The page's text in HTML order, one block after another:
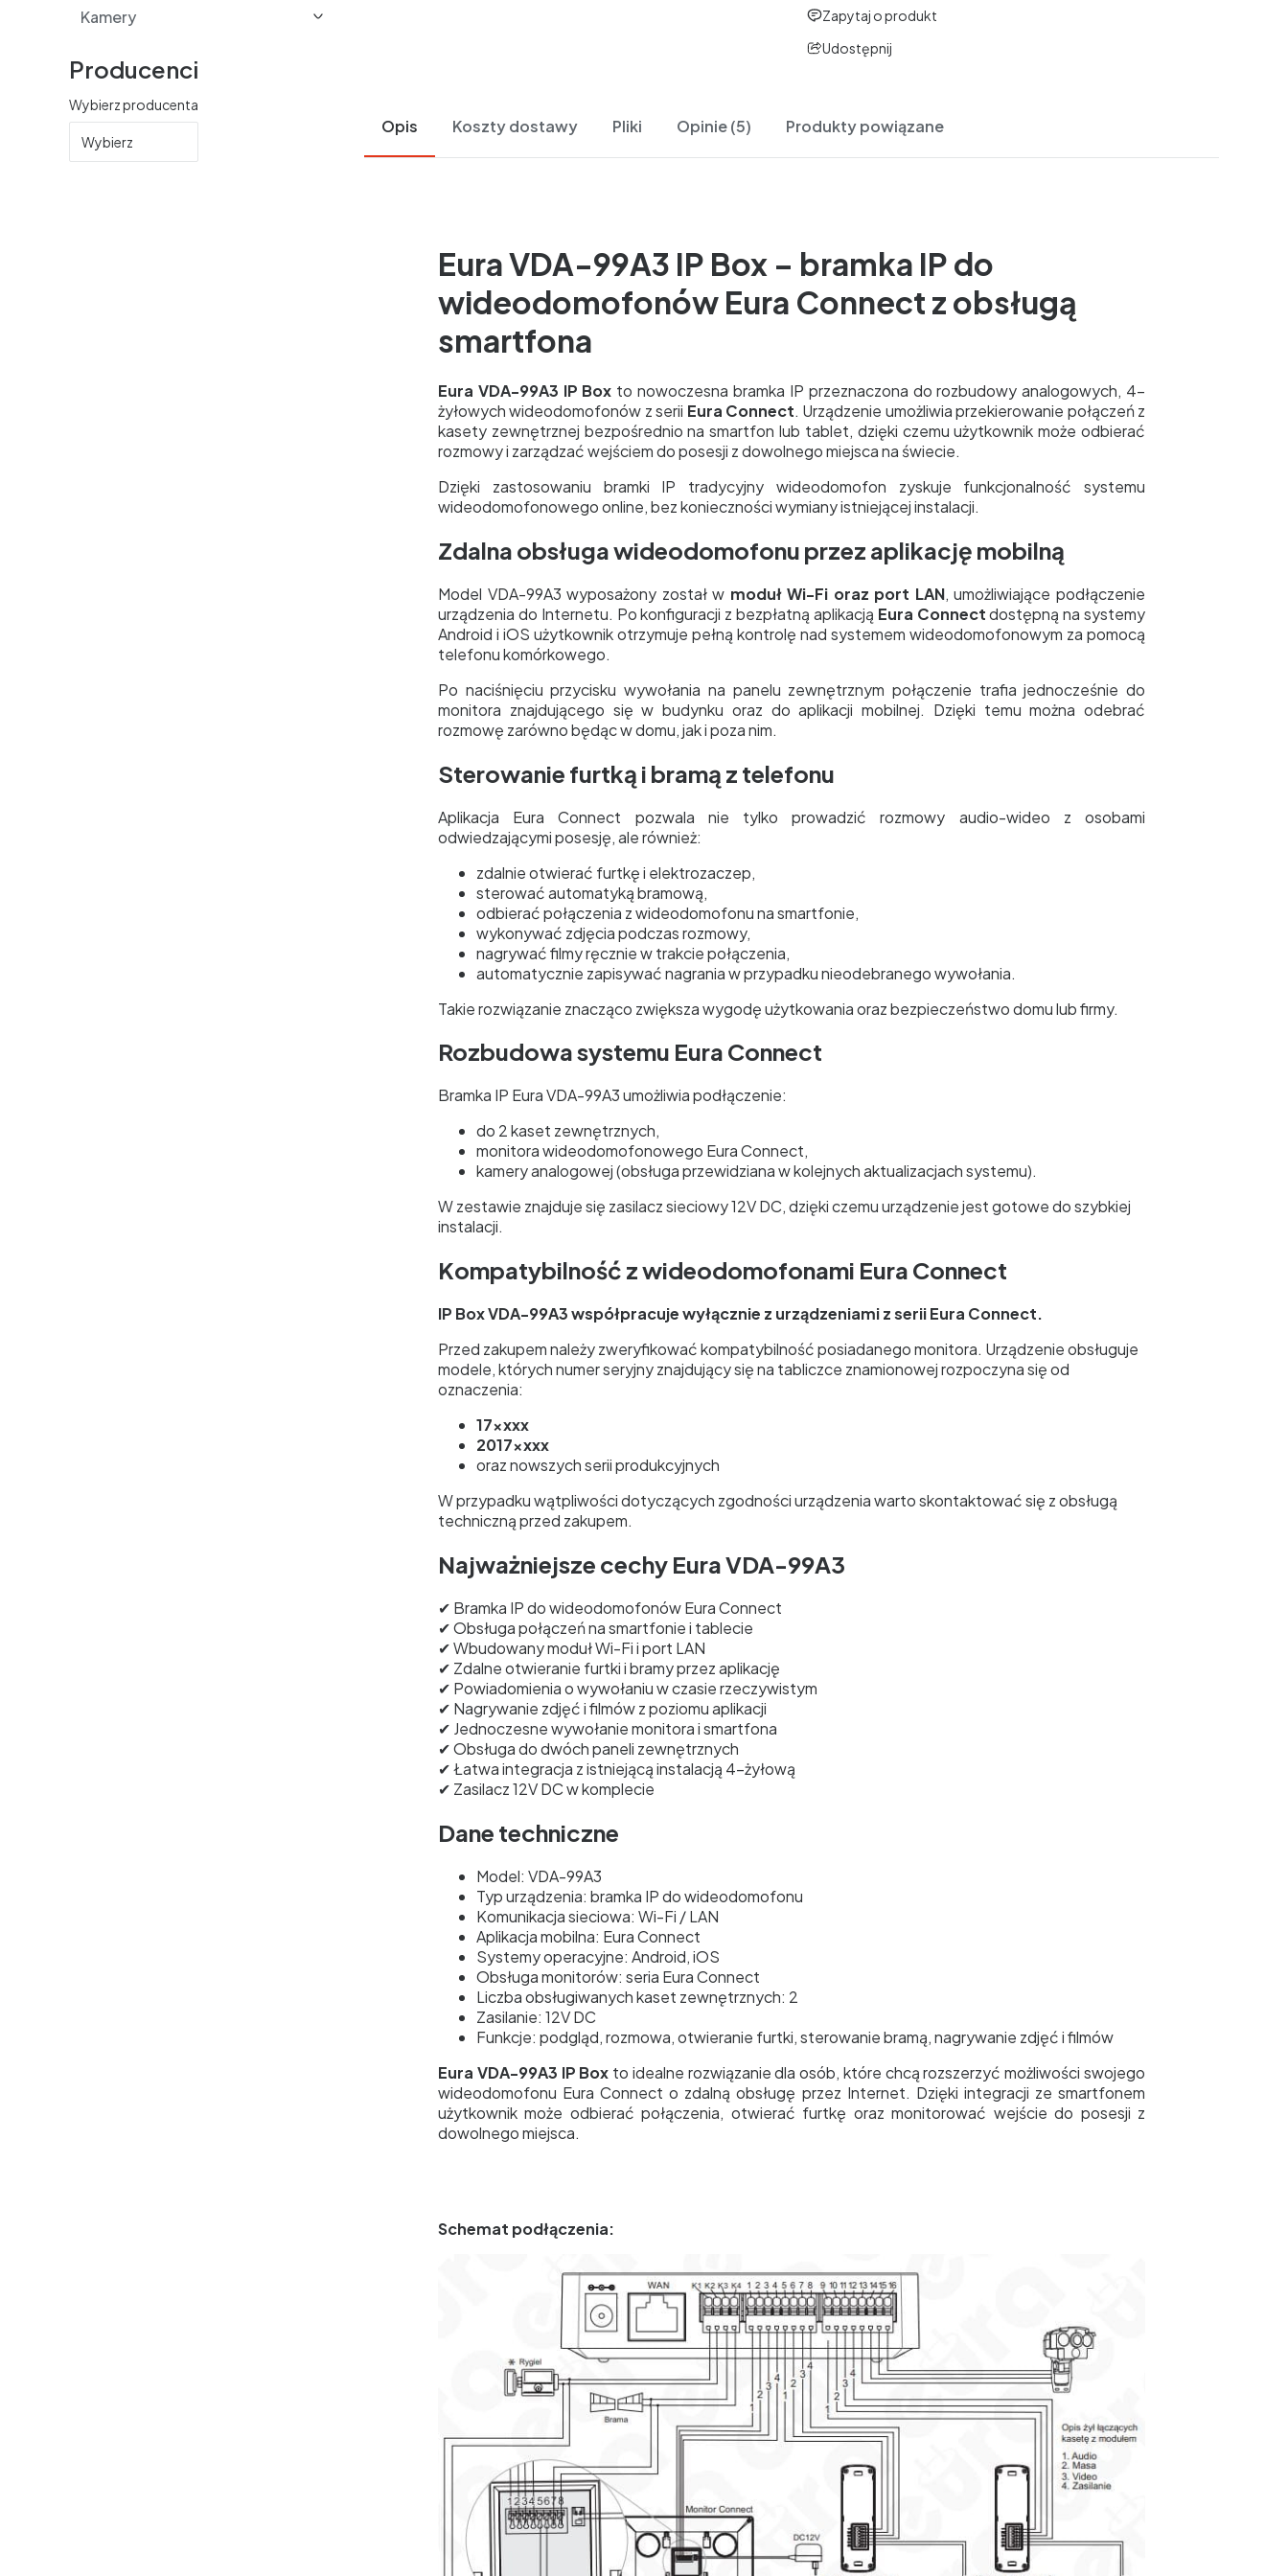
Kamery
Producenci
Wybierz producenta
Wybierz
Zapytaj o produkt
Udostępnij
Opis Koszty dostawy Pliki Opinie (5) Produkty powiązane
Eura VDA-99A3 IP Box – bramka IP do
wideodomofonów Eura Connect z obsługą
smartfona
Eura VDA-99A3 IP Box to nowoczesna bramka IP przeznaczona do rozbudowy analogowych, 4-
żyłowych wideodomofonów z serii Eura Connect. Urządzenie umożliwia przekierowanie połączeń z
kasety zewnętrznej bezpośrednio na smartfon lub tablet, dzięki czemu użytkownik może odbierać
rozmowy i zarządzać wejściem do posesji z dowolnego miejsca na świecie.
Dzięki zastosowaniu bramki IP tradycyjny wideodomofon zyskuje funkcjonalność systemu
wideodomofonowego online, bez konieczności wymiany istniejącej instalacji.
Zdalna obsługa wideodomofonu przez aplikację mobilną
Model VDA-99A3 wyposażony został w moduł Wi-Fi oraz port LAN, umożliwiające podłączenie
urządzenia do Internetu. Po konfiguracji z bezpłatną aplikacją Eura Connectdostępną na systemy
Android i iOS użytkownik otrzymuje pełną kontrolę nad systemem wideodomofonowym za pomocą
telefonu komórkowego.
Po naciśnięciu przycisku wywołania na panelu zewnętrznym połączenie trafia jednocześnie do
monitora znajdującego się w budynku oraz do aplikacji mobilnej. Dzięki temu można odebrać
rozmowę zarówno będąc w domu, jak i poza nim.
Sterowanie furtką i bramą z telefonu
Aplikacja Eura Connect pozwala nie tylko prowadzić rozmowy audio-wideo z osobami
odwiedzającymi posesję, ale również:
zdalnie otwierać furtkę i elektrozaczep,
sterować automatyką bramową,
odbierać połączenia z wideodomofonu na smartfonie,
wykonywać zdjęcia podczas rozmowy,
nagrywać filmy ręcznie w trakcie połączenia,
automatycznie zapisywać nagrania w przypadku nieodebranego wywołania.
Takie rozwiązanie znacząco zwiększa wygodę użytkowania oraz bezpieczeństwo domu lub firmy.
Rozbudowa systemu Eura Connect
Bramka IP Eura VDA-99A3 umożliwia podłączenie:
do 2 kaset zewnętrznych,
monitora wideodomofonowego Eura Connect,
kamery analogowej (obsługa przewidziana w kolejnych aktualizacjach systemu).
W zestawie znajduje się zasilacz sieciowy 12V DC, dzięki czemu urządzenie jest gotowe do szybkiej
instalacji.
Kompatybilność z wideodomofonami Eura Connect
IP Box VDA-99A3 współpracuje wyłącznie z urządzeniami z serii Eura Connect.
Przed zakupem należy zweryfikować kompatybilność posiadanego monitora. Urządzenie obsługuje
modele, których numer seryjny znajdujący się na tabliczce znamionowej rozpoczyna się od
oznaczenia:
17xxxx
2017xxxx
oraz nowszych serii produkcyjnych
W przypadku wątpliwości dotyczących zgodności urządzenia warto skontaktować się z obsługą
techniczną przed zakupem.
Najważniejsze cechy Eura VDA-99A3
✔ Bramka IP do wideodomofonów Eura Connect
✔ Obsługa połączeń na smartfonie i tablecie
✔ Wbudowany moduł Wi-Fi i port LAN
✔ Zdalne otwieranie furtki i bramy przez aplikację
✔ Powiadomienia o wywołaniu w czasie rzeczywistym
✔ Nagrywanie zdjęć i filmów z poziomu aplikacji
✔ Jednoczesne wywołanie monitora i smartfona
✔ Obsługa do dwóch paneli zewnętrznych
✔ Łatwa integracja z istniejącą instalacją 4-żyłową
✔ Zasilacz 12V DC w komplecie
Dane techniczne
Model: VDA-99A3
Typ urządzenia: bramka IP do wideodomofonu
Komunikacja sieciowa: Wi-Fi / LAN
Aplikacja mobilna: Eura Connect
Systemy operacyjne: Android, iOS
Obsługa monitorów: seria Eura Connect
Liczba obsługiwanych kaset zewnętrznych: 2
Zasilanie: 12V DC
Funkcje: podgląd, rozmowa, otwieranie furtki, sterowanie bramą, nagrywanie zdjęć i filmów
Eura VDA-99A3 IP Box to idealne rozwiązanie dla osób, które chcą rozszerzyć możliwości swojego
wideodomofonu Eura Connect o zdalną obsługę przez Internet. Dzięki integracji ze smartfonem
użytkownik może odbierać połączenia, otwierać furtkę oraz monitorować wejście do posesji z
dowolnego miejsca.
Schemat podłączenia: